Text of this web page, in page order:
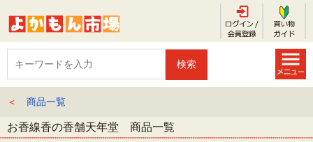
＜ 商品一覧
お香線香の香舗天年堂 商品一覧